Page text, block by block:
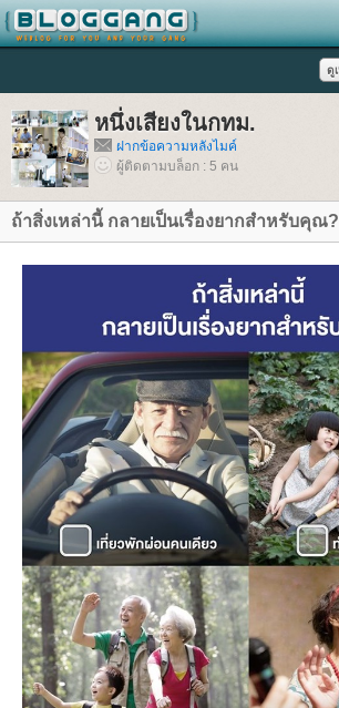
หนึ่งเสียงในกทม.
ฝากข้อความหลังไมค์
ผู้ติดตามบล็อก : 5 คน
ถ้าสิ่งเหล่านี้ กลายเป็นเรื่องยากสำหรับคุณ?